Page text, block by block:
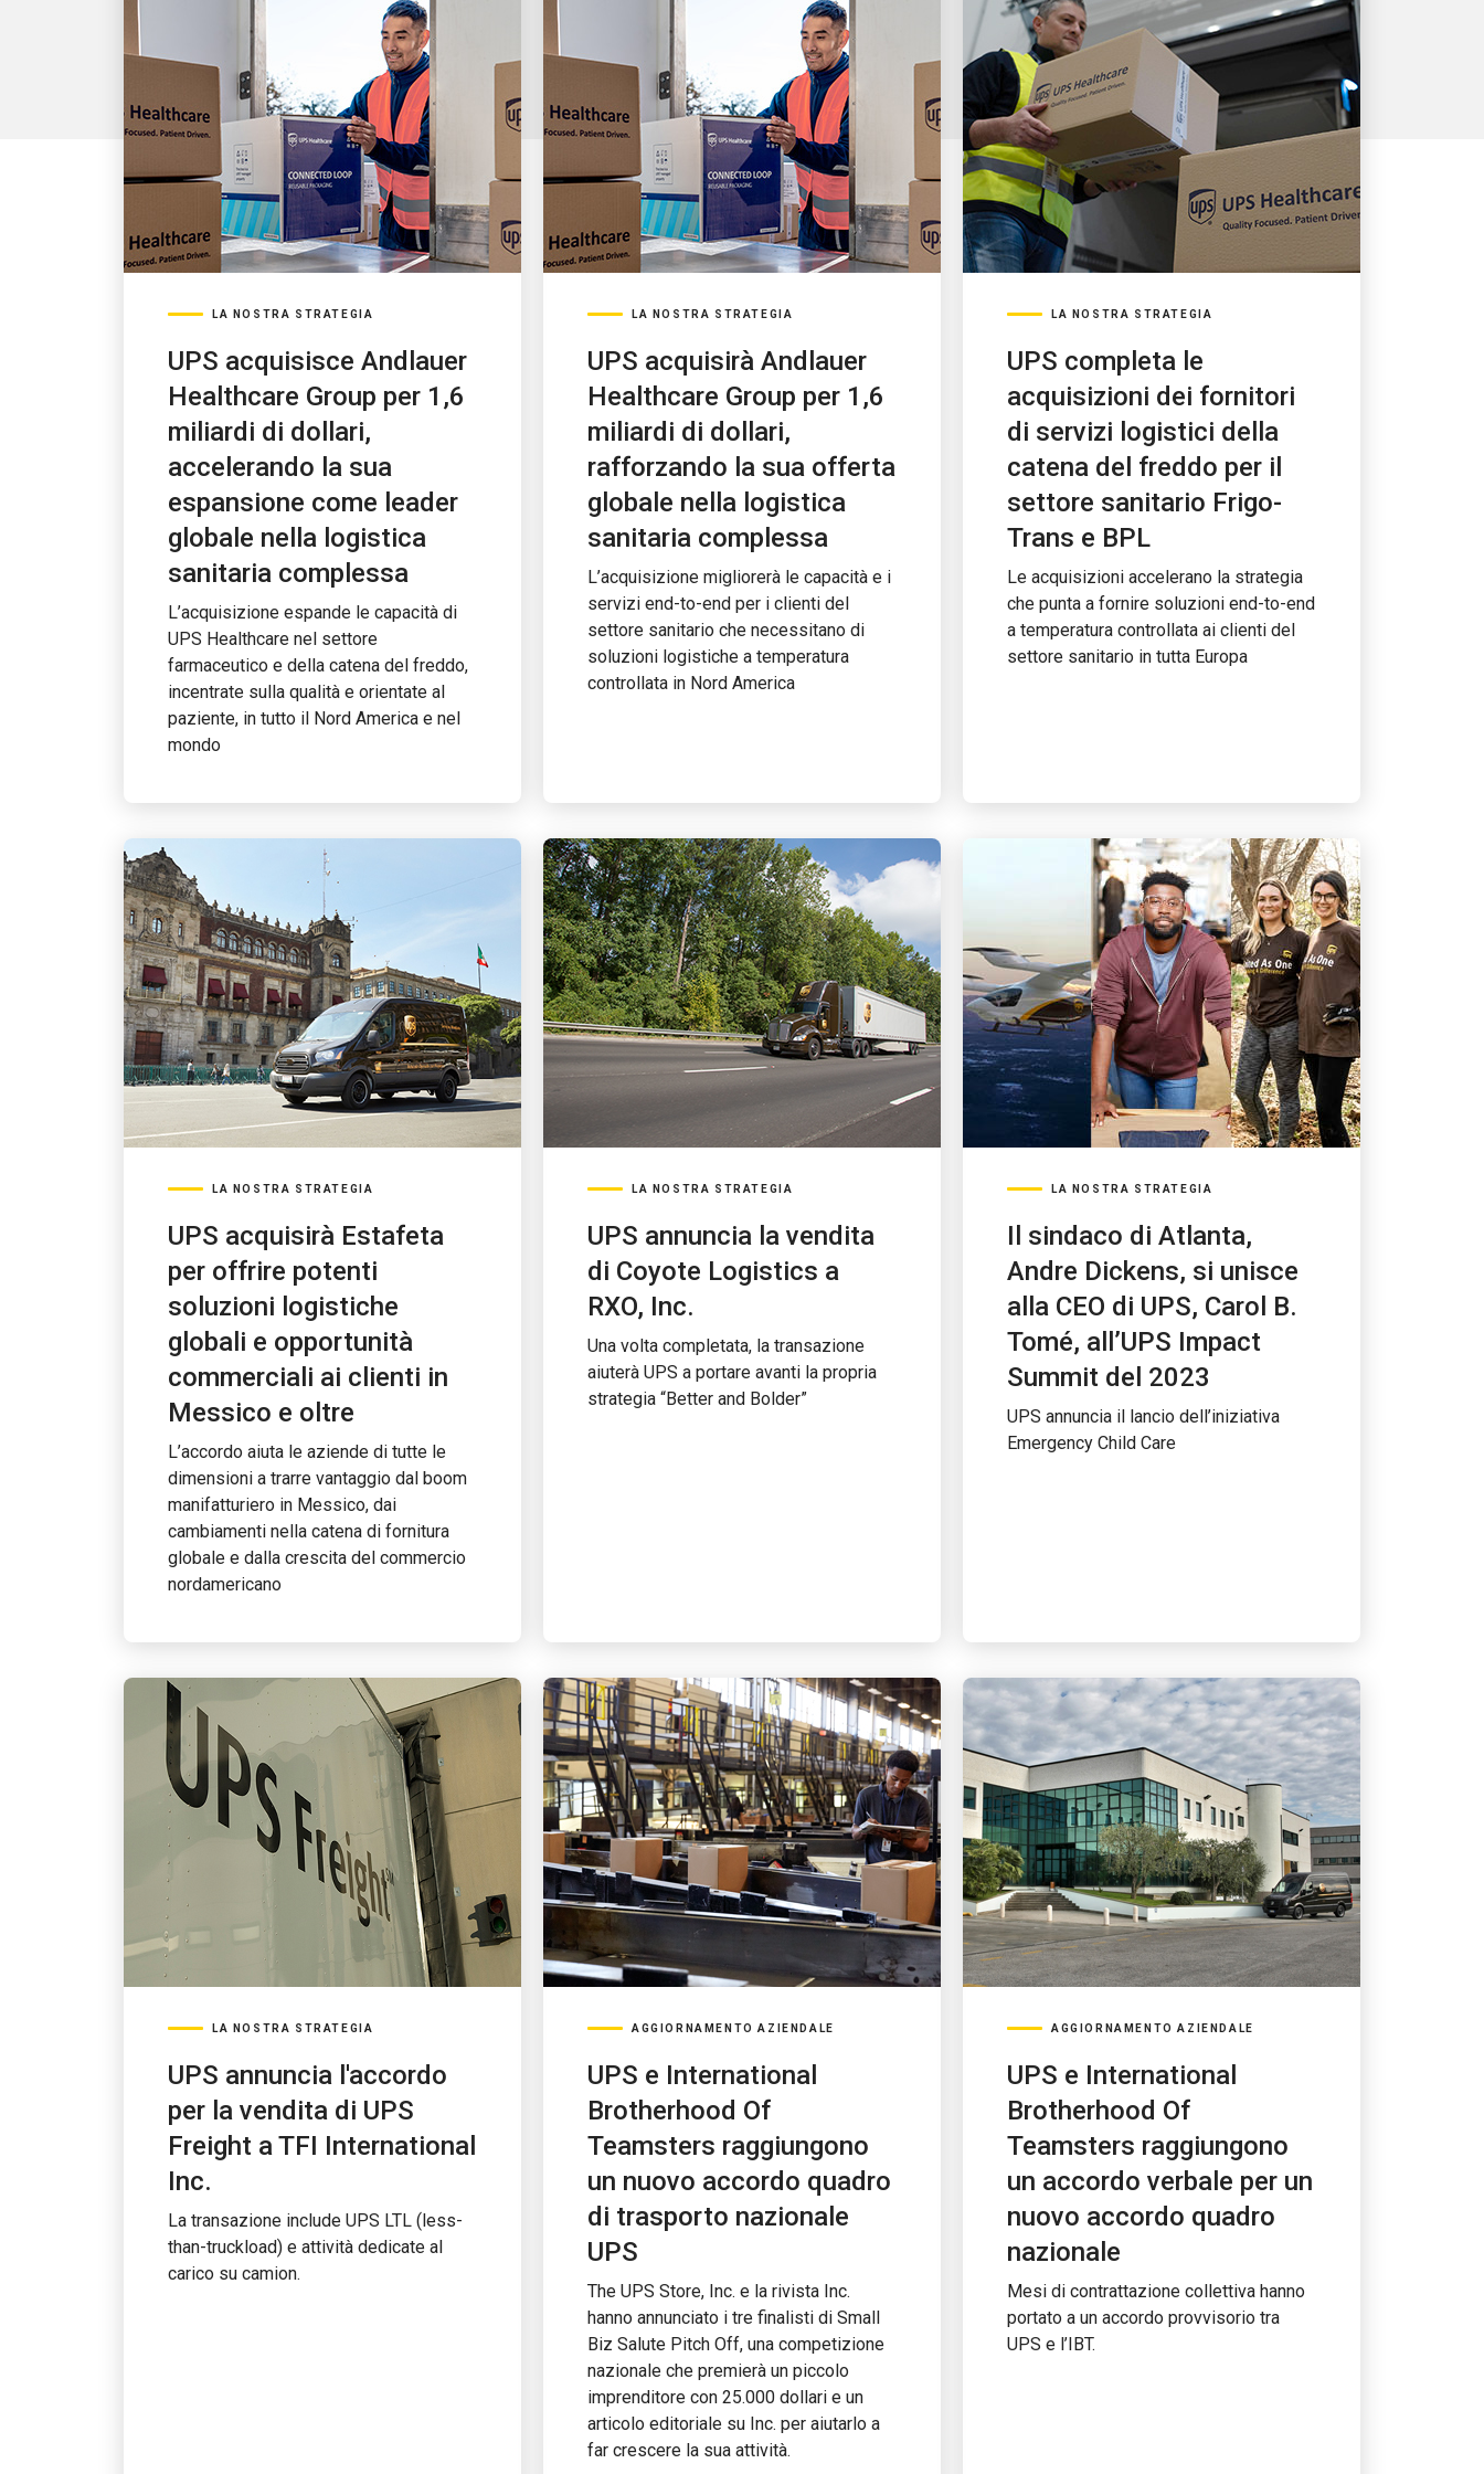
LA NOSTRA STRATEGIA
UPS acquisisce Andlauer
Healthcare Group per 1,6
miliardi di dollari,
accelerando la sua
espansione come leader
globale nella logistica
sanitaria complessa
L’acquisizione espande le capacità di
UPS Healthcare nel settore
farmaceutico e della catena del freddo,
incentrate sulla qualità e orientate al
paziente, in tutto il Nord America e nel
mondo
LA NOSTRA STRATEGIA
UPS acquisirà Andlauer
Healthcare Group per 1,6
miliardi di dollari,
rafforzando la sua offerta
globale nella logistica
sanitaria complessa
L’acquisizione migliorerà le capacità e i
servizi end-to-end per i clienti del
settore sanitario che necessitano di
soluzioni logistiche a temperatura
controllata in Nord America
LA NOSTRA STRATEGIA
UPS completa le
acquisizioni dei fornitori
di servizi logistici della
catena del freddo per il
settore sanitario Frigo-
Trans e BPL
Le acquisizioni accelerano la strategia
che punta a fornire soluzioni end-to-end
a temperatura controllata ai clienti del
settore sanitario in tutta Europa
LA NOSTRA STRATEGIA
UPS acquisirà Estafeta
per offrire potenti
soluzioni logistiche
globali e opportunità
commerciali ai clienti in
Messico e oltre
L’accordo aiuta le aziende di tutte le
dimensioni a trarre vantaggio dal boom
manifatturiero in Messico, dai
cambiamenti nella catena di fornitura
globale e dalla crescita del commercio
nordamericano
LA NOSTRA STRATEGIA
UPS annuncia la vendita
di Coyote Logistics a
RXO, Inc.
Una volta completata, la transazione
aiuterà UPS a portare avanti la propria
strategia “Better and Bolder”
LA NOSTRA STRATEGIA
Il sindaco di Atlanta,
Andre Dickens, si unisce
alla CEO di UPS, Carol B.
Tomé, all’UPS Impact
Summit del 2023
UPS annuncia il lancio dell’iniziativa
Emergency Child Care
LA NOSTRA STRATEGIA
UPS annuncia l'accordo
per la vendita di UPS
Freight a TFI International
Inc.
La transazione include UPS LTL (less-
than-truckload) e attività dedicate al
carico su camion.
AGGIORNAMENTO AZIENDALE
UPS e International
Brotherhood Of
Teamsters raggiungono
un nuovo accordo quadro
di trasporto nazionale
UPS
The UPS Store, Inc. e la rivista Inc.
hanno annunciato i tre finalisti di Small
Biz Salute Pitch Off, una competizione
nazionale che premierà un piccolo
imprenditore con 25.000 dollari e un
articolo editoriale su Inc. per aiutarlo a
far crescere la sua attività.
AGGIORNAMENTO AZIENDALE
UPS e International
Brotherhood Of
Teamsters raggiungono
un accordo verbale per un
nuovo accordo quadro
nazionale
Mesi di contrattazione collettiva hanno
portato a un accordo provvisorio tra
UPS e l’IBT.